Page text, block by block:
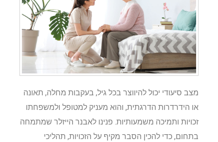
מצב סיעודי יכול להיווצר בכל גיל, בעקבות מחלה, תאונה
או הידרדרות הדרגתית, והוא מעניק למטופל ולמשפחתו
זכויות ותמיכה משמעותיות. פנינו לאבנר הייזלר שמתמחה
בתחום, כדי להכין הסבר מקיף על הזכויות, תהליכי